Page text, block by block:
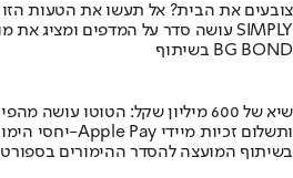
צובעים את הבית? אל תעשו את הטעות הזו
מומחה BG BOND עושה סדר על המדפים ומציג את מותג הצבע SIMPLY
בשיתוף BG BOND
שיא של 600 מיליון שקל: הטוטו עושה מהפיכה
יחסי הימור משופרים, הפקדות ב-Apple Pay ותשלום זכיות מיידי
בשיתוף המועצה להסדר ההימורים בספורט